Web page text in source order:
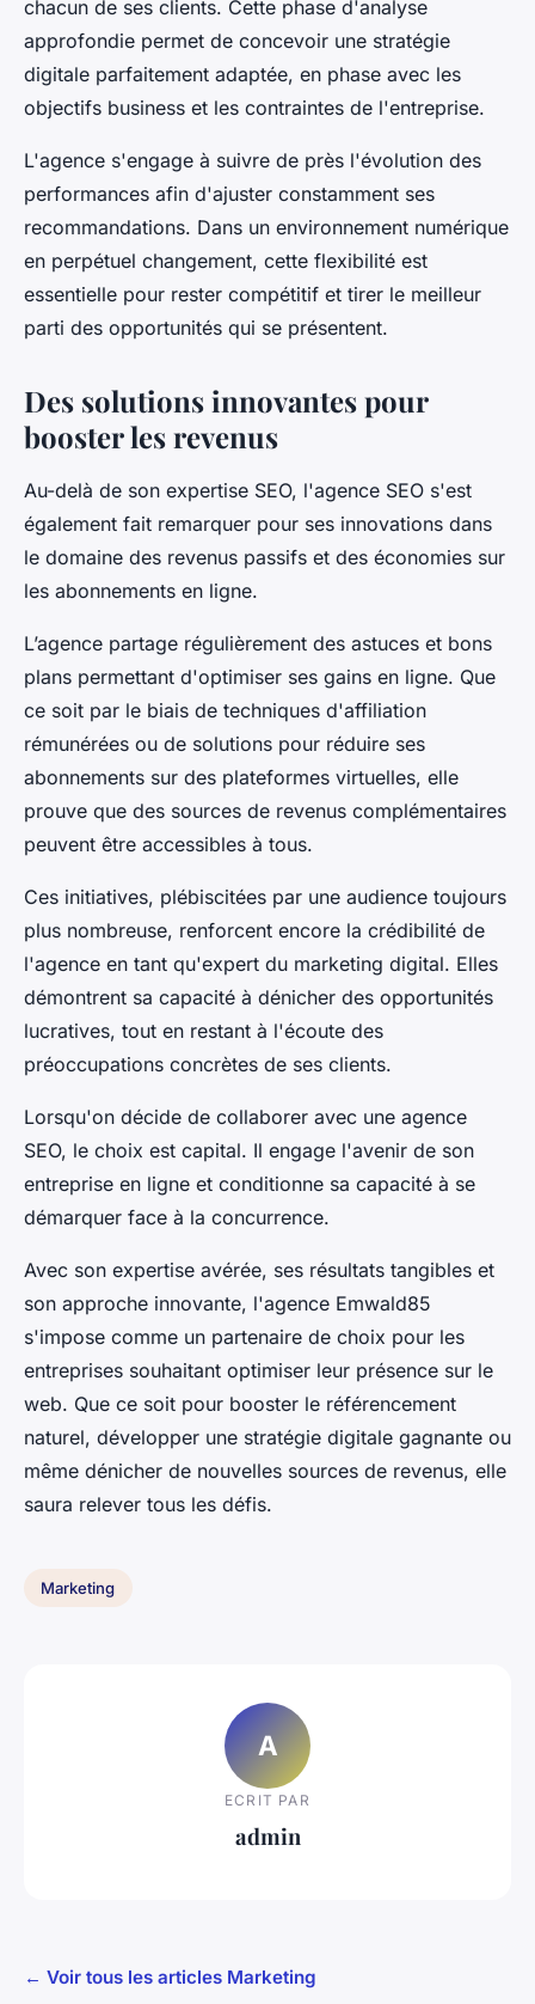
chacun de ses clients. Cette phase d'analyse
approfondie permet de concevoir une stratégie
digitale parfaitement adaptée, en phase avec les
objectifs business et les contraintes de l'entreprise.
L'agence s'engage à suivre de près l'évolution des
performances afin d'ajuster constamment ses
recommandations. Dans un environnement numérique
en perpétuel changement, cette flexibilité est
essentielle pour rester compétitif et tirer le meilleur
parti des opportunités qui se présentent.
Des solutions innovantes pour
booster les revenus
Au-delà de son expertise SEO, l'agence SEO s'est
également fait remarquer pour ses innovations dans
le domaine des revenus passifs et des économies sur
les abonnements en ligne.
L’agence partage régulièrement des astuces et bons
plans permettant d'optimiser ses gains en ligne. Que
ce soit par le biais de techniques d'affiliation
rémunérées ou de solutions pour réduire ses
abonnements sur des plateformes virtuelles, elle
prouve que des sources de revenus complémentaires
peuvent être accessibles à tous.
Ces initiatives, plébiscitées par une audience toujours
plus nombreuse, renforcent encore la crédibilité de
l'agence en tant qu'expert du marketing digital. Elles
démontrent sa capacité à dénicher des opportunités
lucratives, tout en restant à l'écoute des
préoccupations concrètes de ses clients.
Lorsqu'on décide de collaborer avec une agence
SEO, le choix est capital. Il engage l'avenir de son
entreprise en ligne et conditionne sa capacité à se
démarquer face à la concurrence.
Avec son expertise avérée, ses résultats tangibles et
son approche innovante, l'agence Emwald85
s'impose comme un partenaire de choix pour les
entreprises souhaitant optimiser leur présence sur le
web. Que ce soit pour booster le référencement
naturel, développer une stratégie digitale gagnante ou
même dénicher de nouvelles sources de revenus, elle
saura relever tous les défis.
Marketing
A
ECRIT PAR
admin
← Voir tous les articles Marketing